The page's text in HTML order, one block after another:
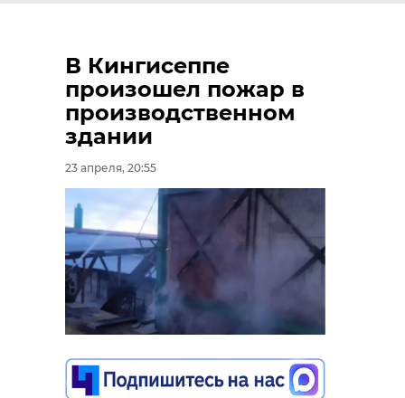
В Кингисеппе
произошел пожар в
производственном
здании
23 апреля, 20:55